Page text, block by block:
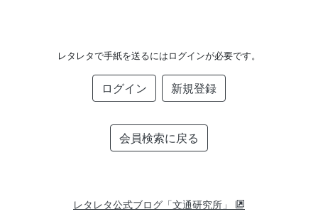
レタレタで手紙を送るにはログインが必要です。
ログイン 新規登録
会員検索に戻る
レタレタ公式ブログ「文通研究所」